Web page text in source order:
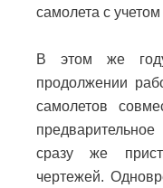
самолета с
В этом же
продолжении
самолетов
сразу же
чертежей.